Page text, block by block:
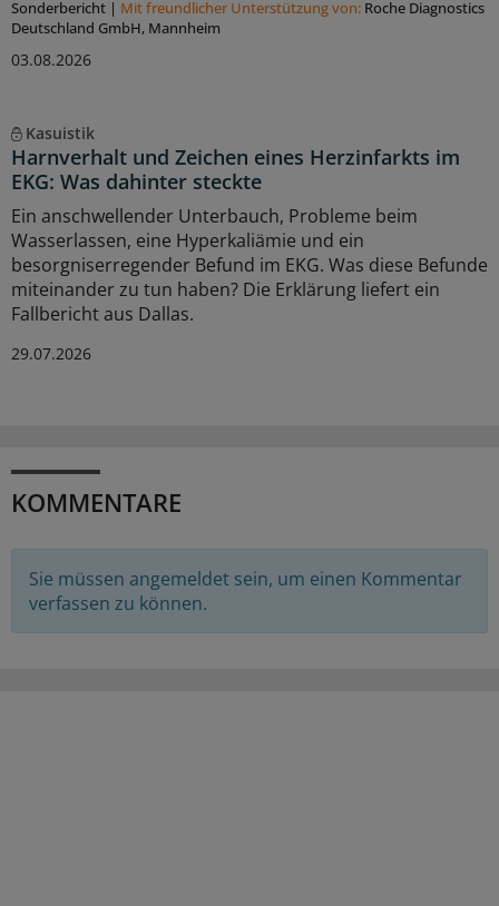
Sonderbericht | Mit freundlicher Unterstützung von: Roche Diagnostics
Deutschland GmbH, Mannheim
03.08.2026
Kasuistik
Harnverhalt und Zeichen eines Herzinfarkts im
EKG: Was dahinter steckte
Ein anschwellender Unterbauch, Probleme beim
Wasserlassen, eine Hyperkaliämie und ein
besorgniserregender Befund im EKG. Was diese Befunde
miteinander zu tun haben? Die Erklärung liefert ein
Fallbericht aus Dallas.
29.07.2026
KOMMENTARE
Sie müssen angemeldet sein, um einen Kommentar
verfassen zu können.